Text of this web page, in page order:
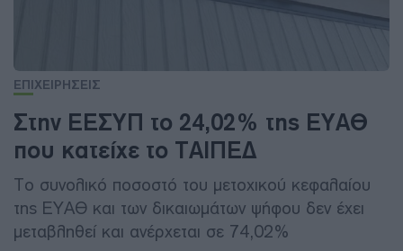
ΕΠΙΧΕΙΡΗΣΕΙΣ
Στην ΕΕΣΥΠ το 24,02% της ΕΥΑΘ
που κατείχε το ΤΑΙΠΕΔ
Το συνολικό ποσοστό του μετοχικού κεφαλαίου
της ΕΥΑΘ και των δικαιωμάτων ψήφου δεν έχει
μεταβληθεί και ανέρχεται σε 74,02%